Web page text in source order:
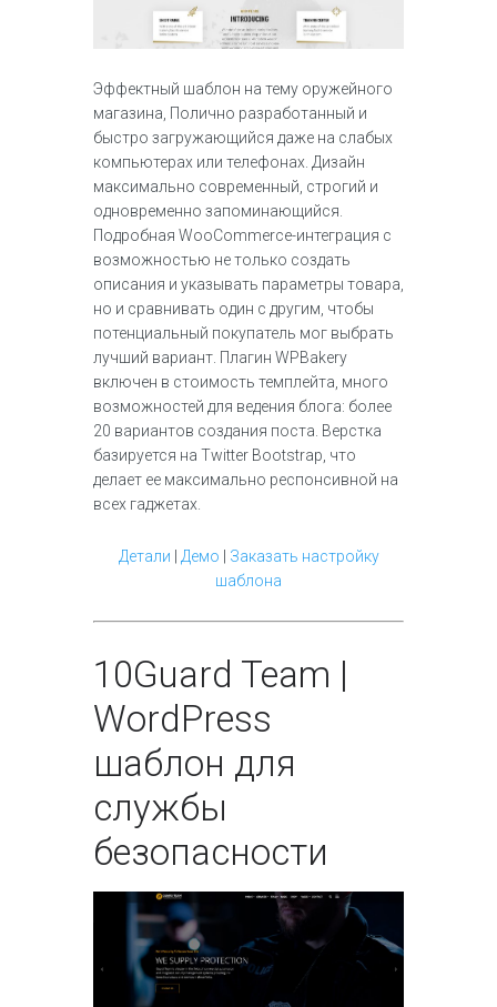
Эффектный шаблон на тему оружейного
магазина, Полично разработанный и
быстро загружающийся даже на слабых
компьютерах или телефонах. Дизайн
максимально современный, строгий и
одновременно запоминающийся.
Подробная WooCommerce-интеграция с
возможностью не только создать
описания и указывать параметры товара,
но и сравнивать один с другим, чтобы
потенциальный покупатель мог выбрать
лучший вариант. Плагин WPBakery
включен в стоимость темплейта, много
возможностей для ведения блога: более
20 вариантов создания поста. Верстка
базируется на Twitter Bootstrap, что
делает ее максимально респонсивной на
всех гаджетах.
Детали Демо
Заказать настройку
шаблона
10Guard Team |
WordPress
шаблон для
службы
безопасности